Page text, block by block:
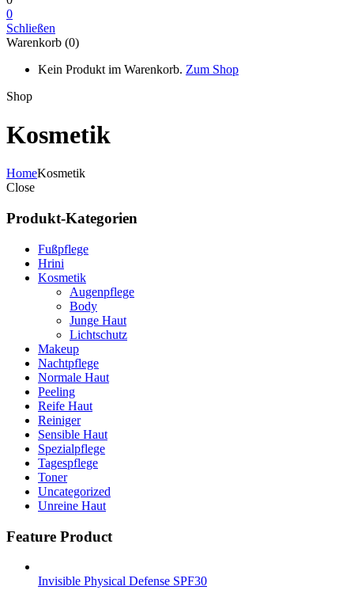
0
Schließen
Warenkorb (0)
Kein Produkt im Warenkorb. Zum Shop
Shop
Kosmetik
HomeKosmetik
Close
Produkt-Kategorien
Fußpflege
Hrini
Kosmetik
Augenpflege
Body
Junge Haut
Lichtschutz
Makeup
Nachtpflege
Normale Haut
Peeling
Reife Haut
Reiniger
Sensible Haut
Spezialpflege
Tagespflege
Toner
Uncategorized
Unreine Haut
Feature Product
Invisible Physical Defense SPF30